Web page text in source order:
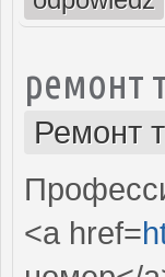
ремонт
Ремонт
<a href=